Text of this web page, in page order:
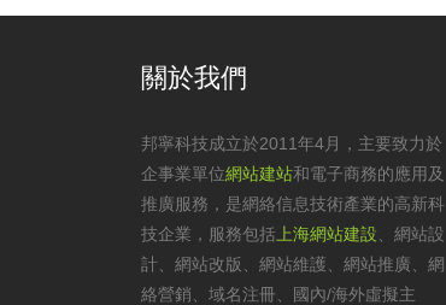
關於我們
邦寧科技成立於2011年4月，主要致力於
企事業單位網站建站和電子商務的應用及
推廣服務，是網絡信息技術產業的高新科
技企業，服務包括 上海網站建設
網站設
計
網站改版 網站維護 、網站推廣、網
絡營銷、域名注冊、國內/海外虛擬主